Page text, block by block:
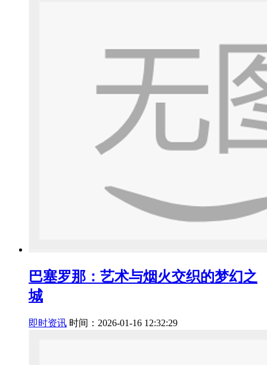
巴塞罗那：艺术与烟火交织的梦幻之
城
即时资讯 时间：2026-01-16 12:32:29